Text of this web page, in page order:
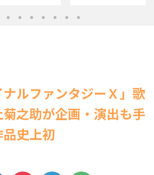
と
し
気
謝
テナ
互
海外「日本よ、お前がナンバーワ
【為替相場】為替介入により一時
1ドル157円台 しかし戻しも... / にゅー
すなう！ まとめアンテナ (7/30
22:16)
勇気を出して白人美女にチン凸し
たアジア人短小男♂、爆笑されて... /
04/01(土)
『ヤングアニ
Web』のグラ
アに初登場し
ィを武器に、
「OS☆K」の南み
ゆかさんが、6月
20日発売のマンガ
ナルファンタジーＸ」歌
之助が企画・演出も手
史上初